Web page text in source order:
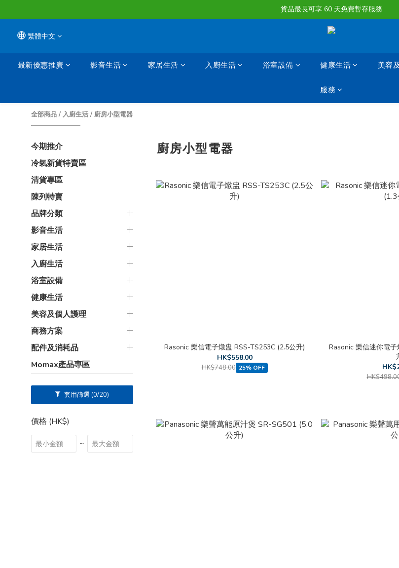
購物滿淨值HK $1500或以上 , 即可享一次免費標準送
貨品最長可享 60 天免費暫存服務
購物滿淨值HK $1500或以上 , 即可享一次免費標準送
繁體中文
最新優惠推廣 影音生活 家居生活 入廚生活 浴室設備 健康生活 美容
服務
全部商品 / 入廚生活 / 廚房小型電器
今期推介
冷氣新貨特賣區
清貨專區
陳列特賣
品牌分類
影音生活
家居生活
入廚生活
浴室設備
健康生活
美容及個人護理
商務方案
配件及消耗品
Momax產品專區
套用篩選(0/20)
價格 (HK$)
~
廚房小型電器
Rasonic 樂信電子燉盅 RSS-TS253C (2.5公升)
HK$558.00
HK$748.00 25% OFF
Rasonic 樂信迷你電